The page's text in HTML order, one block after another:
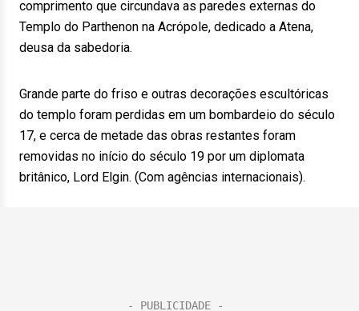
comprimento que circundava as paredes externas do
Templo do Parthenon na Acrópole, dedicado a Atena,
deusa da sabedoria.
Grande parte do friso e outras decorações escultóricas
do templo foram perdidas em um bombardeio do século
17, e cerca de metade das obras restantes foram
removidas no início do século 19 por um diplomata
britânico, Lord Elgin. (Com agências internacionais).